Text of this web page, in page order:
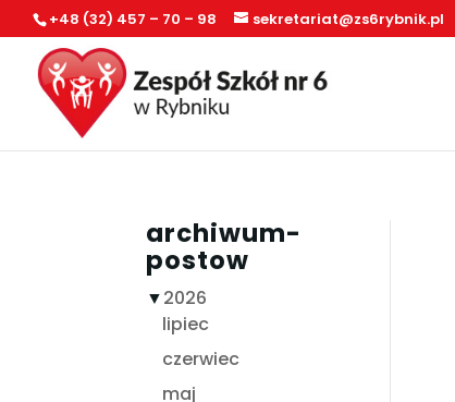
+48 (32) 457 – 70 – 98 sekretariat@zs6rybnik.pl
archiwum-
postow
▼2026
lipiec
czerwiec
maj